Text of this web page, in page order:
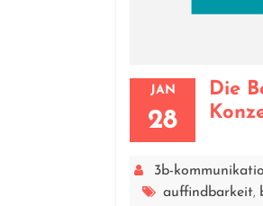
JAN
28
Die
3b-
auffindbarkeit,